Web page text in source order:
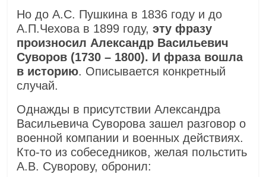
Но до А.С. Пушкина в 1836 году и до
А.П.Чехова в 1899 году,эту фразу
произносил Александр Васильевич
Суворов (1730 – 1800). И фраза вошла
в историю. Описывается конкретный
случай.
Однажды в присутствии Александра
Васильевича Суворова зашел разговор о
военной компании и военных действиях.
Кто-то из собеседников, желая польстить
А.В. Суворову, обронил: